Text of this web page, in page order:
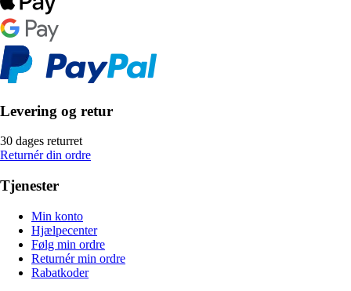
Levering og retur
30 dages returret
Returnér din ordre
Tjenester
Min konto
Hjælpecenter
Følg min ordre
Returnér min ordre
Rabatkoder